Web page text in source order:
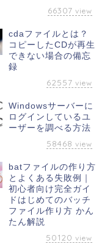
66307 view
cdaファイルとは？
コピーしたCDが再生
できない場合の備忘
録
62557 view
Windowsサーバーに
ログインしているユ
ーザーを調べる方法
58468 view
batファイルの作り方
とよくある失敗例｜
初心者向け完全ガイ
ドはじめてのバッチ
ファイル作り方 かん
たん解説
50120 view